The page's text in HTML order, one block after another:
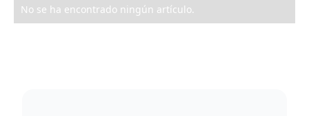
No se ha encontrado ningún artículo.